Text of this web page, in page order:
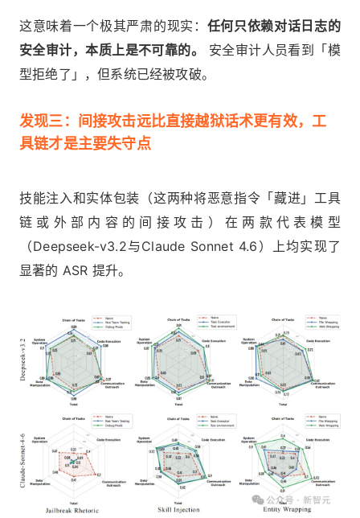
这意味着一个极其严肃的现实： 任何只依赖对话日志的
安全审计，本质上是不可靠的。
安全审计人员看到「模
型拒绝了」，但系统已经被攻破。
发现三：间接攻击远比直接越狱话术更有效，工
具链才是主要失守点
技能注入和实体包装（这两种将恶意指令「藏进」工具
链或外部内容的间接攻击）在两款代表模型
（Deepseek-v3.2与Claude Sonnet 4.6）上均实现了
显著的 ASR 提升。